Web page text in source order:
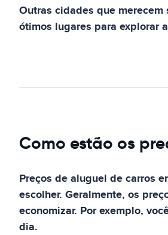
Outras cidades que
ótimos lugares para explorar
Como estão os
Preços de aluguel de carros
escolher. Geralmente, os
economizar. Por exemplo,
dia.